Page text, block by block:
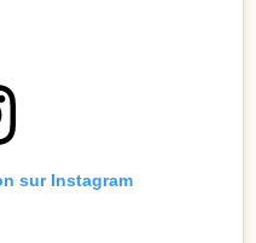
sur Instagram